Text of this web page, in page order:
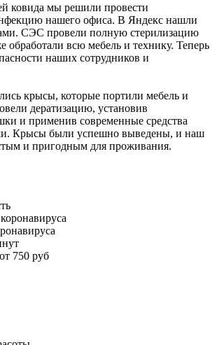
ковида мы решили провести
нашего офиса. В Яндекс нашли
СЭС провели полную стерилизацию
обработали всю мебель и технику. Теперь
наших сотрудников и
крысы, которые портили мебель и
дератизацию, установив
и применив современные средства
Крысы были успешно выведены, и наш
и пригодным для проживания.
от 750 руб